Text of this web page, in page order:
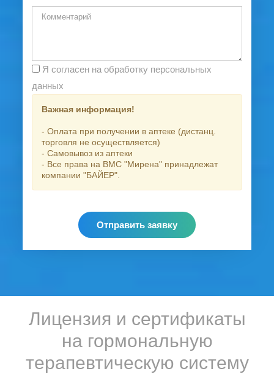
данных
Важная информация!
- Оплата при получении в аптеке (дистанц.
торговля не осуществляется)
- Самовывоз из аптеки
- Все права на ВМС "Мирена" принадлежат
компании "БАЙЕР".
Отправить заявку
Лицензия и сертификаты
на гормональную
терапевтическую систему